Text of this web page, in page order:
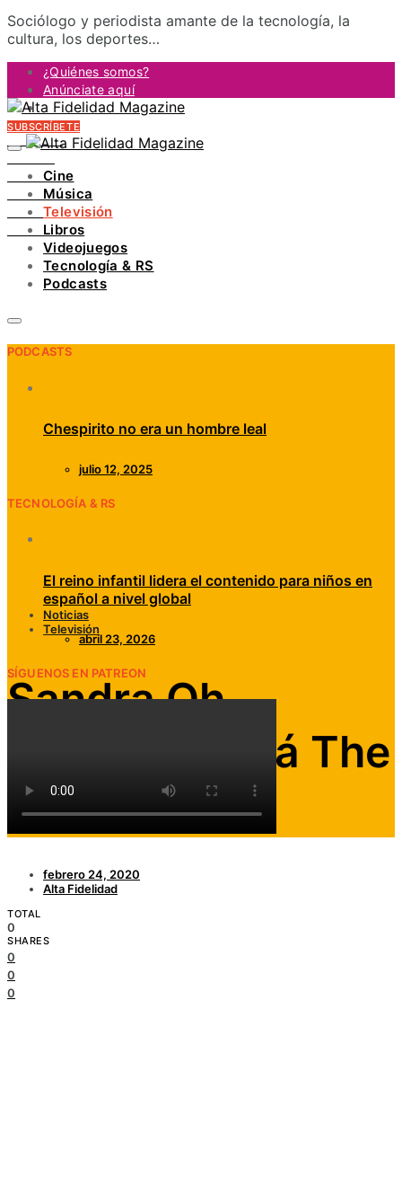
Sociólogo y periodista amante de la tecnología, la
cultura, los deportes…
¿Quiénes somos?
Anúnciate aquí
Contacto
FACEBOOK
INSTAGRAM
PINTEREST
YOUTUBE
LINKEDIN
SUBSCRÍBETE
Cine
Música
Televisión
Libros
Videojuegos
Tecnología & RS
Podcasts
PODCASTS
Chespirito no era un hombre leal
julio 12, 2025
TECNOLOGÍA & RS
El reino infantil lidera el contenido para niños en
español a nivel global
abril 23, 2026
SÍGUENOS EN PATREON
Noticias
Televisión
Sandra Oh
protagonizará The
Chair
febrero 24, 2020
Alta Fidelidad
TOTAL
0
SHARES
0
0
0